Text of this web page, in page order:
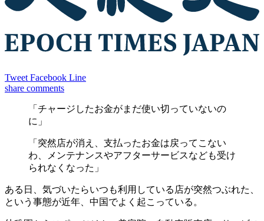
Tweet Facebook Line
share comments
「チャージしたお金がまだ使い切っていないの
に」
「突然店が消え、支払ったお金は戻ってこない
わ、メンテナンスやアフターサービスなども受け
られなくなった」
ある日、気づいたらいつも利用している店が突然つぶれた、
という事態が近年、中国でよく起こっている。